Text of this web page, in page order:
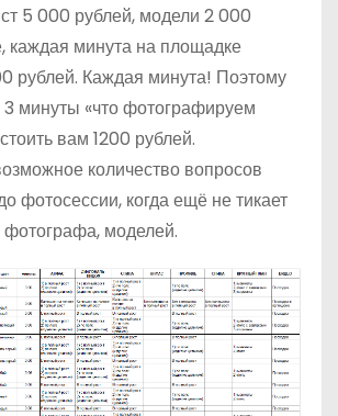
5 000 рублей, модели 2 000
каждая минута на площадке
рублей. Каждая минута! Поэтому
минуты «что фотографируем
вам 1200 рублей.
количество вопросов
фотосессии, когда ещё не тикает
фотографа, моделей.